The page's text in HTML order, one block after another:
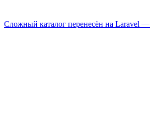
Сложный каталог перенесён на Laravel —